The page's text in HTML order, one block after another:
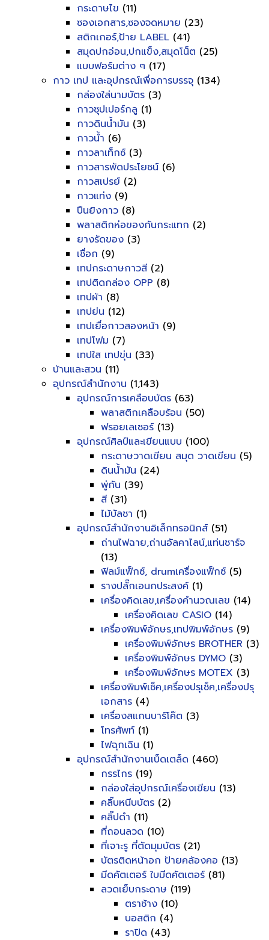
กระดาษไข (11)
ซองเอกสาร,ซองจดหมาย (23)
สติกเกอร์,ป้าย LABEL (41)
สมุดปกอ่อน,ปกแข็ง,สมุดโน็ต (25)
แบบฟอร์มต่าง ๆ (17)
กาว เทป และอุปกรณ์เพื่อการบรรจุ (134)
กล่องใส่นามบัตร (3)
กาวซุปเปอร์กลู (1)
กาวดินน้ำมัน (3)
กาวน้ำ (6)
กาวลาเท็กซ์ (3)
กาวสารพัดประโยชน์ (6)
กาวสเปรย์ (2)
กาวแท่ง (9)
ปืนยิงกาว (8)
พลาสติกห่อของกันกระแทก (2)
ยางรัดของ (3)
เชื่อก (9)
เทปกระดาษกาวสี (2)
เทปติดกล่อง OPP (8)
เทปผ้า (8)
เทปย่น (12)
เทปเยื่อกาวสองหน้า (9)
เทปโฟม (7)
เทปใส เทปขุ่น (33)
บ้านและสวน (11)
อุปกรณ์สำนักงาน (1,143)
อุปกรณ์การเคลือบบัตร (63)
พลาสติกเคลือบร้อน (50)
ฟรอยเลเซอร์ (13)
อุปกรณ์ศิลป์และเขียนแบบ (100)
กระดาษวาดเขียน สมุด วาดเขียน (5)
ดินน้ำมัน (24)
พู่กัน (39)
สี (31)
ไม้บัลชา (1)
อุปกรณ์สำนักงานอิเล็กทรอนิกส์ (51)
ถ่านไฟฉาย,ถ่านอัลคาไลน์,แท่นชาร์จ
(13)
ฟิลม์แฟ็กซ์, drumเครื่องแฟ็กซ์ (5)
รางปลั๊กเอนกประสงค์ (1)
เครื่องคิดเลข,เครื่องคำนวณเลข (14)
เครื่องคิดเลข CASIO (14)
เครื่องพิมพ์อักษร,เทปพิมพ์อักษร (9)
เครื่องพิมพ์อักษร BROTHER (3)
เครื่องพิมพ์อักษร DYMO (3)
เครื่องพิมพ์อักษร MOTEX (3)
เครื่องพิมพ์เช็ค,เครื่องปรุเช็ค,เครื่องปรุ
เอกสาร (4)
เครื่องสแกนบาร์โค๊ต (3)
โทรศัพท์ (1)
ไฟฉุกเฉิน (1)
อุปกรณ์สำนักงานเบ็ดเตล็ด (460)
กรรไกร (19)
กล่องใส่อุปกรณ์เครื่องเขียน (13)
คลิ๊บหนีบบัตร (2)
คลิ๊ปดำ (11)
ที่ถอนลวด (10)
ที่เจาะรู ที่ตัดมุมบัตร (21)
บัตรติดหน้าอก ป้ายคล้องคอ (13)
มีดคัตเตอร์ ใบมีดคัตเตอร์ (81)
ลวดเย็บกระดาษ (119)
ตราช้าง (10)
บอสติก (4)
ราปิด (43)